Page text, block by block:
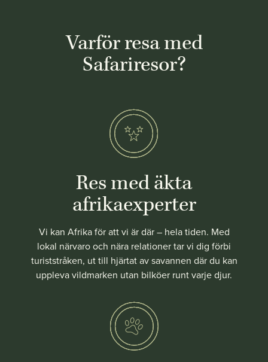
Varför resa med
Safariresor?
Res med äkta
afrikaexperter
Vi kan Afrika för att vi är där – hela tiden. Med
lokal närvaro och nära relationer tar vi dig förbi
turiststråken, ut till hjärtat av savannen där du kan
uppleva vildmarken utan bilköer runt varje djur.